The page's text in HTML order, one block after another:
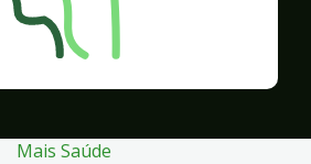
Mais Saúde